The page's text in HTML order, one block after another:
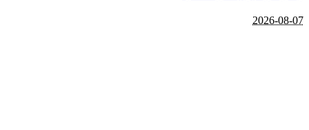
2026-08-07